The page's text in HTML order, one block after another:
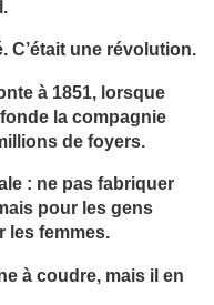
C’était une révolution.
à 1851, lorsque
la compagnie
de foyers.
: ne pas fabriquer
pour les gens
les femmes.
à coudre, mais il en